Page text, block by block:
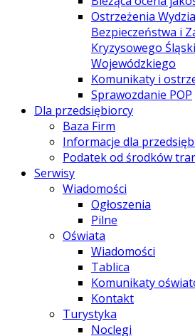
Ostrzeżenia
Bezpieczeństwa i
Kryzysowego
Wojewódzkiego
Komunikaty i
Sprawozdanie POP
Dla przedsiębiorcy
Baza Firm
Informacje dla
Podatek od środków
Serwisy
Wiadomości
Ogłoszenia
Pilne
Oświata
Wiadomości
Tablica
Komunikaty
Kontakt
Turystyka
Noclegi